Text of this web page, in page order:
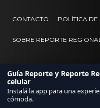
CONTACTO POLÍTICA
SOBRE REPORTE
Guía Reporte y Reporte
celular
Instalá la app para una
cómoda.